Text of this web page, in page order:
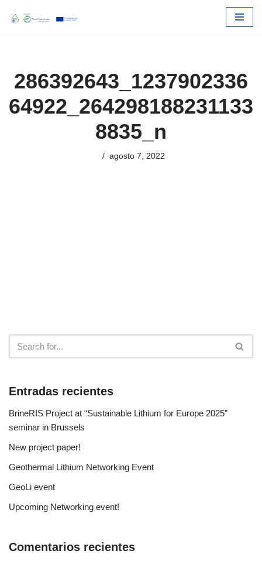
286392643_1237902336
64922_264298188231133
8835_n
agosto 7, 2022
Entradas recientes
BrineRIS Project at “Sustainable Lithium for Europe 2025”
seminar in Brussels
New project paper!
Geothermal Lithium Networking Event
GeoLi event
Upcoming Networking event!
Comentarios recientes